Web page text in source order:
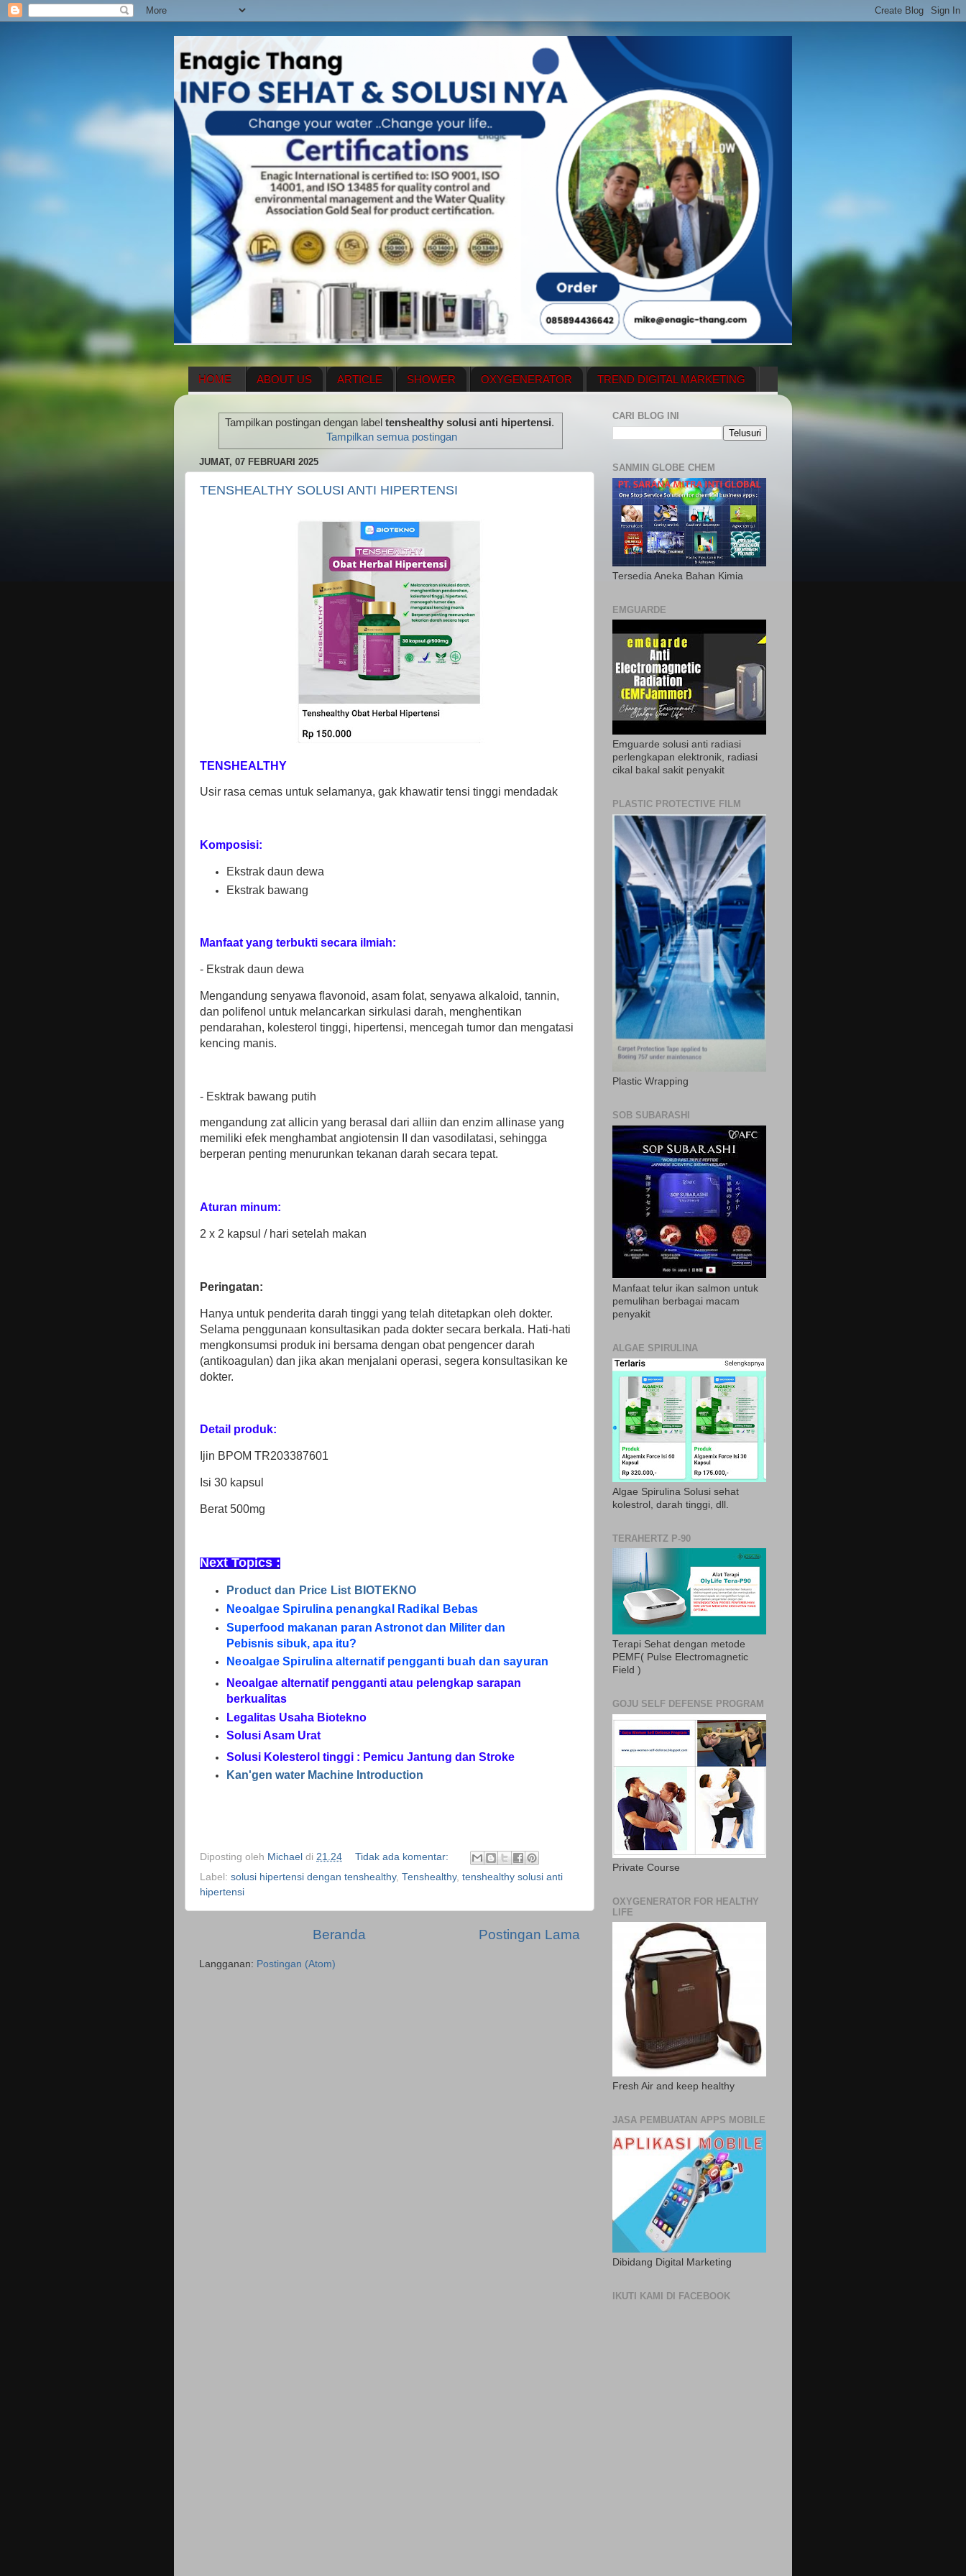
HOME ABOUT US ARTICLE SHOWER OXYGENERATOR TREND DIGITAL MARKETING
ENAGIC COMPENSATION PLAN MENUS
Tampilkan postingan dengan label tenshealthy solusi anti hipertensi.
Tampilkan semua postingan
JUMAT, 07 FEBRUARI 2025
TENSHEALTHY SOLUSI ANTI HIPERTENSI
TENSHEALTHY
Usir rasa cemas untuk selamanya, gak khawatir tensi tinggi mendadak
Komposisi:
Ekstrak daun dewa
Ekstrak bawang
Manfaat yang terbukti secara ilmiah:
- Ekstrak daun dewa
Mengandung senyawa flavonoid, asam folat, senyawa alkaloid, tannin,
dan polifenol untuk melancarkan sirkulasi darah, menghentikan
pendarahan, kolesterol tinggi, hipertensi, mencegah tumor dan mengatasi
kencing manis.
- Esktrak bawang putih
mengandung zat allicin yang berasal dari alliin dan enzim allinase yang
memiliki efek menghambat angiotensin II dan vasodilatasi, sehingga
berperan penting menurunkan tekanan darah secara tepat.
Aturan minum:
2 x 2 kapsul / hari setelah makan
Peringatan:
Hanya untuk penderita darah tinggi yang telah ditetapkan oleh dokter.
Selama penggunaan konsultasikan pada dokter secara berkala. Hati-hati
mengkonsumsi produk ini bersama dengan obat pengencer darah
(antikoagulan) dan jika akan menjalani operasi, segera konsultasikan ke
dokter.
Detail produk:
Ijin BPOM TR203387601
Isi 30 kapsul
Berat 500mg
Next Topics :
Product dan Price List BIOTEKNO
Neoalgae Spirulina penangkal Radikal Bebas
Superfood makanan paran Astronot dan Militer dan
Pebisnis sibuk, apa itu?
Neoalgae Spirulina alternatif pengganti buah dan sayuran
Neoalgae alternatif pengganti atau pelengkap sarapan
berkualitas
Legalitas Usaha Biotekno
Solusi Asam Urat
Solusi Kolesterol tinggi : Pemicu Jantung dan Stroke
Kan'gen water Machine Introduction
Diposting oleh Michael di 21.24
Tidak ada komentar:
Label: solusi hipertensi dengan tenshealthy, Tenshealthy, tenshealthy solusi anti
hipertensi
Postingan Lama
Beranda
Langganan: Postingan (Atom)
CARI BLOG INI
SANMIN GLOBE CHEM
Tersedia Aneka Bahan Kimia
EMGUARDE
Emguarde solusi anti radiasi
perlengkapan elektronik, radiasi
cikal bakal sakit penyakit
PLASTIC PROTECTIVE FILM
Plastic Wrapping
SOB SUBARASHI
Manfaat telur ikan salmon untuk
pemulihan berbagai macam
penyakit
ALGAE SPIRULINA
Algae Spirulina Solusi sehat
kolestrol, darah tinggi, dll.
TERAHERTZ P-90
Terapi Sehat dengan metode
PEMF( Pulse Electromagnetic
Field )
GOJU SELF DEFENSE PROGRAM
Private Course
OXYGENERATOR FOR HEALTHY
LIFE
Fresh Air and keep healthy
JASA PEMBUATAN APPS MOBILE
Dibidang Digital Marketing
IKUTI KAMI DI FACEBOOK